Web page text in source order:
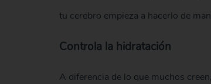
tu cerebro empieza a hacerlo de
Controla la hidratación
A diferencia de lo que muchos